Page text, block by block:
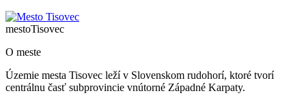
mestoTisovec
O meste
Územie mesta Tisovec leží v Slovenskom rudohorí, ktoré tvorí
centrálnu časť subprovincie vnútorné Západné Karpaty.